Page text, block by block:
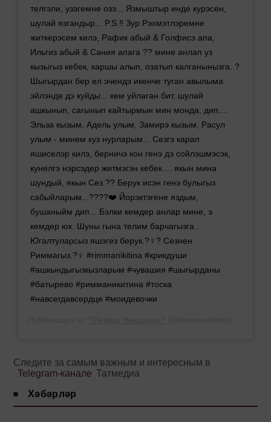
телгэли, узэгемне озэ... Язмыштыр инде курэсен,
шулай язгандыр... P.S.‼️ Зур Рэхмэтлэремне
житкерэсем килэ, Рафик абый & Голфисэ апа,
Ильгиз абый & Сания апага ?? мине анлап уз
кызыгыз кебек, каршы алып, озатып калганынызга. ?
Шыгырдан бер ел эчендэ икенче туган авылыма
эйлэнде дэ куйды... кем уйлаган бит, шулай
ашкынып, сагынып кайтырмын мин монда, дип....
Эльза кызым, Адель улым, Замирэ кызым, Расул
улым - минем куз нурларым... Сезгэ карап
яшиселэр килэ, берничэ кон генэ дэ сойлэшмэсэк,
кунелгэ нэрсэдер житмэгэн кебек.... якын мина
шундый, якын Сез ?? Берук исэн генэ булыгыз
сабыйларым...????❤️ Йорэктэгене яздым,
бушаныйм дип... Бэлки кемдер анлар мине, э
кемдер юк. Шуны гына телим барчагызга...
Югалтуларсыз яшэгез берук.?‍♀️? Сезнен
Риммагыз.?‍♀️ #rimmanikitina #крикдуши
#ашкындыгызкызларым #чувашия #шыгырданы
#батырево #римманикитина #тоска
#навсегдавсердце #моидевочки
Следите за самым важным и интересным в
Telegram-канале Татмедиа
Хәбәрләр